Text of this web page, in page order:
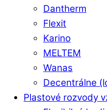
Dantherm
Flexit
Karino
MELTEM
Wanas
Decentrálne
Plastové rozvody